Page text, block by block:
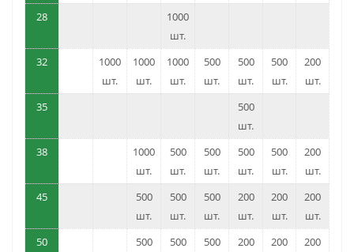
28
1000
шт.
32
1000
шт.
1000
шт.
1000
шт.
500
шт.
500
шт.
500
шт.
200
шт.
35
500
шт.
38
1000
шт.
500
шт.
500
шт.
500
шт.
500
шт.
200
шт.
45
500
шт.
500
шт.
500
шт.
200
шт.
200
шт.
200
шт.
50
500
500
500
200
200
200